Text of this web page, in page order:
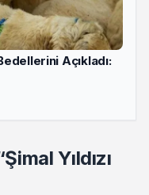
Açıkladı:
Yıldızı